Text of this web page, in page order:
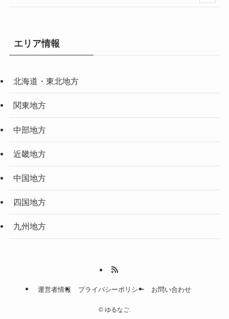
エリア情報
北海道・東北地方
関東地方
中部地方
近畿地方
中国地方
四国地方
九州地方
運営者情報 プライバシーポリシー お問い合わせ
©ゆるなご.